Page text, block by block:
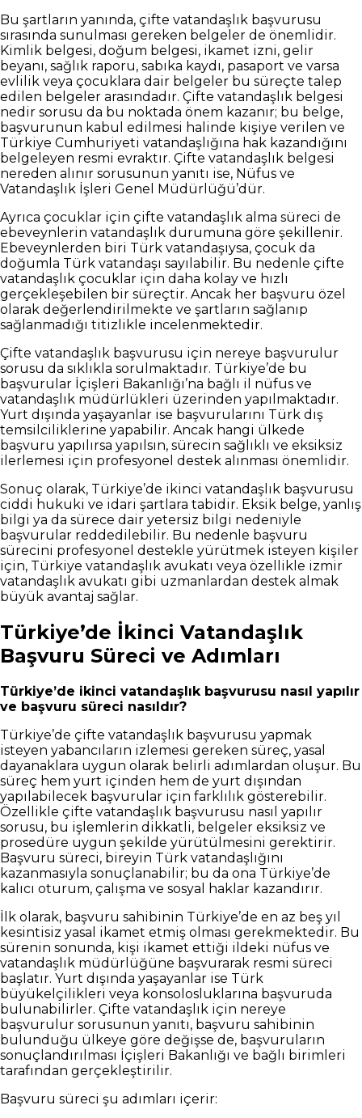
Bu şartların yanında, çifte vatandaşlık başvurusu
sırasında sunulması gereken belgeler de önemlidir.
Kimlik belgesi, doğum belgesi, ikamet izni, gelir
beyanı, sağlık raporu, sabıka kaydı, pasaport ve varsa
evlilik veya çocuklara dair belgeler bu süreçte talep
edilen belgeler arasındadır. Çifte vatandaşlık belgesi
nedir sorusu da bu noktada önem kazanır; bu belge,
başvurunun kabul edilmesi halinde kişiye verilen ve
Türkiye Cumhuriyeti vatandaşlığına hak kazandığını
belgeleyen resmi evraktır. Çifte vatandaşlık belgesi
nereden alınır sorusunun yanıtı ise, Nüfus ve
Vatandaşlık İşleri Genel Müdürlüğü’dür.
Ayrıca çocuklar için çifte vatandaşlık alma süreci de
ebeveynlerin vatandaşlık durumuna göre şekillenir.
Ebeveynlerden biri Türk vatandaşıysa, çocuk da
doğumla Türk vatandaşı sayılabilir. Bu nedenle çifte
vatandaşlık çocuklar için daha kolay ve hızlı
gerçekleşebilen bir süreçtir. Ancak her başvuru özel
olarak değerlendirilmekte ve şartların sağlanıp
sağlanmadığı titizlikle incelenmektedir.
Çifte vatandaşlık başvurusu için nereye başvurulur
sorusu da sıklıkla sorulmaktadır. Türkiye’de bu
başvurular İçişleri Bakanlığı’na bağlı il nüfus ve
vatandaşlık müdürlükleri üzerinden yapılmaktadır.
Yurt dışında yaşayanlar ise başvurularını Türk dış
temsilciliklerine yapabilir. Ancak hangi ülkede
başvuru yapılırsa yapılsın, sürecin sağlıklı ve eksiksiz
ilerlemesi için profesyonel destek alınması önemlidir.
Sonuç olarak, Türkiye’de ikinci vatandaşlık başvurusu
ciddi hukuki ve idari şartlara tabidir. Eksik belge, yanlış
bilgi ya da sürece dair yetersiz bilgi nedeniyle
başvurular reddedilebilir. Bu nedenle başvuru
sürecini profesyonel destekle yürütmek isteyen kişiler
için, Türkiye vatandaşlık avukatı veya özellikle izmir
vatandaşlık avukatı gibi uzmanlardan destek almak
büyük avantaj sağlar.
Türkiye’de İkinci Vatandaşlık
Başvuru Süreci ve Adımları
Türkiye’de ikinci vatandaşlık başvurusu nasıl yapılır
ve başvuru süreci nasıldır?
Türkiye’de çifte vatandaşlık başvurusu yapmak
isteyen yabancıların izlemesi gereken süreç, yasal
dayanaklara uygun olarak belirli adımlardan oluşur. Bu
süreç hem yurt içinden hem de yurt dışından
yapılabilecek başvurular için farklılık gösterebilir.
Özellikle çifte vatandaşlık başvurusu nasıl yapılır
sorusu, bu işlemlerin dikkatli, belgeler eksiksiz ve
prosedüre uygun şekilde yürütülmesini gerektirir.
Başvuru süreci, bireyin Türk vatandaşlığını
kazanmasıyla sonuçlanabilir; bu da ona Türkiye’de
kalıcı oturum, çalışma ve sosyal haklar kazandırır.
İlk olarak, başvuru sahibinin Türkiye’de en az beş yıl
kesintisiz yasal ikamet etmiş olması gerekmektedir. Bu
sürenin sonunda, kişi ikamet ettiği ildeki nüfus ve
vatandaşlık müdürlüğüne başvurarak resmi süreci
başlatır. Yurt dışında yaşayanlar ise Türk
büyükelçilikleri veya konsolosluklarına başvuruda
bulunabilirler. Çifte vatandaşlık için nereye
başvurulur sorusunun yanıtı, başvuru sahibinin
bulunduğu ülkeye göre değişse de, başvuruların
sonuçlandırılması İçişleri Bakanlığı ve bağlı birimleri
tarafından gerçekleştirilir.
Başvuru süreci şu adımları içerir: